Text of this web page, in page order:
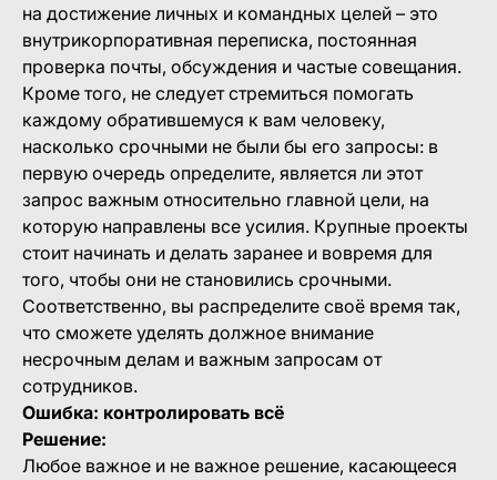
на достижение личных и командных целей – это
внутрикорпоративная переписка, постоянная
проверка почты, обсуждения и частые совещания.
Кроме того, не следует стремиться помогать
каждому обратившемуся к вам человеку,
насколько срочными не были бы его запросы: в
первую очередь определите, является ли этот
запрос важным относительно главной цели, на
которую направлены все усилия. Крупные проекты
стоит начинать и делать заранее и вовремя для
того, чтобы они не становились срочными.
Соответственно, вы распределите своё время так,
что сможете уделять должное внимание
несрочным делам и важным запросам от
сотрудников.
Ошибка: контролировать всё
Решение:
Любое важное и не важное решение, касающееся